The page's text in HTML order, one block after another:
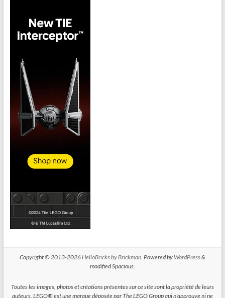
Copyright © 2013-2026HelloBricks by Brickman. Powered by WordPress&
modified Spacious.
Toutes les images, photos et créations présentes sur ce site sont la propriété de leurs
auteurs. LEGO® est une marque déposée par The LEGO Group qui n'approuve ni ne